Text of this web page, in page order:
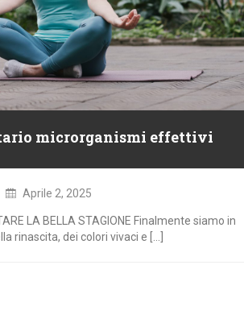
microrganismi effettivi
Posted
Aprile 2, 2025
LA BELLA STAGIONE Finalmente siamo in
rinascita, dei colori vivaci e [...]